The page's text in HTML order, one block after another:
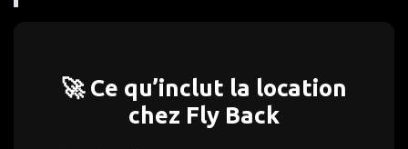
🚀 Ce qu’inclut la location
chez Fly Back